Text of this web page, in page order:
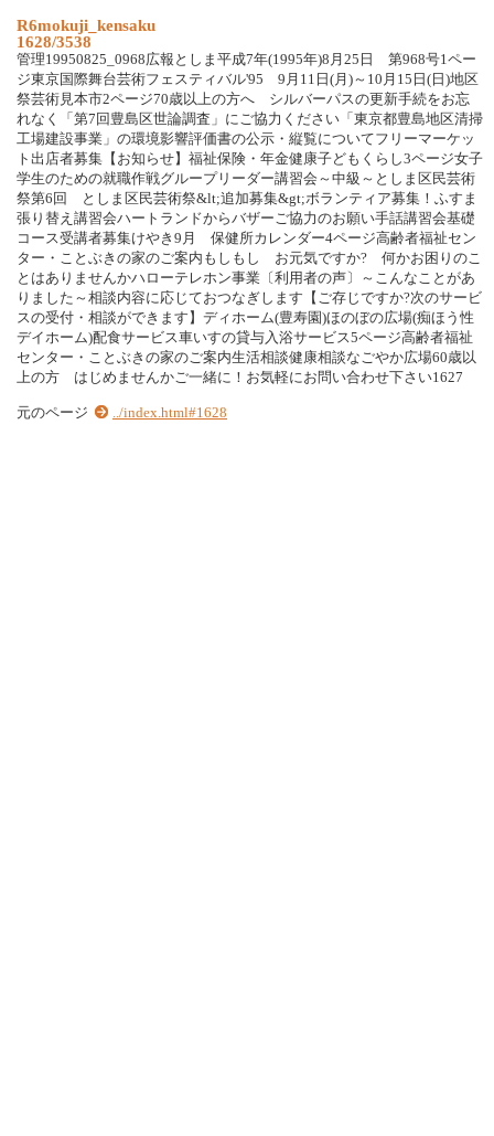
R6mokuji_kensaku
1628/3538
管理19950825_0968広報としま平成7年(1995年)8月25日 第968号1ペー
ジ東京国際舞台芸術フェスティバル'95 9月11日(月)～10月15日(日)地区
祭芸術見本市2ページ70歳以上の方へ シルバーパスの更新手続をお忘
れなく「第7回豊島区世論調査」にご協力ください「東京都豊島地区清掃
工場建設事業」の環境影響評価書の公示・縦覧についてフリーマーケッ
ト出店者募集【お知らせ】福祉保険・年金健康子どもくらし3ページ女子
学生のための就職作戦グループリーダー講習会～中級～としま区民芸術
祭第6回 としま区民芸術祭&lt;追加募集&gt;ボランティア募集！ふすま
張り替え講習会ハートランドからバザーご協力のお願い手話講習会基礎
コース受講者募集けやき9月 保健所カレンダー4ページ高齢者福祉セン
ター・ことぶきの家のご案内もしもし お元気ですか? 何かお困りのこ
とはありませんかハローテレホン事業〔利用者の声〕～こんなことがあ
りました～相談内容に応じておつなぎします【ご存じですか?次のサービ
スの受付・相談ができます】ディホーム(豊寿園)ほのぼの広場(痴ほう性
デイホーム)配食サービス車いすの貸与入浴サービス5ページ高齢者福祉
センター・ことぶきの家のご案内生活相談健康相談なごやか広場60歳以
上の方 はじめませんかご一緒に！お気軽にお問い合わせ下さい1627
元のページ ../index.html#1628